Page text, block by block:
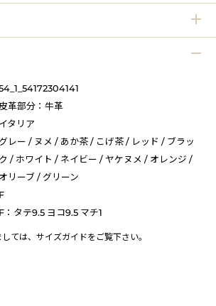
皮革部分：牛革
イタリア
グレー / ヌメ / あか茶 / こげ茶 / レッド / ブラッ
ク / ホワイト / ネイビー / ヤケヌメ / オレンジ /
オリーブ / グリーン
F
F：タテ9.5 ヨコ9.5 マチ1
ては、 サイズガイドをご覧下さい。